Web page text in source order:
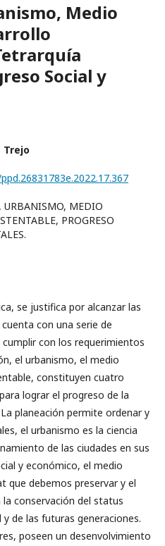
Medio
Social y
Trejo
URBANISMO, MEDIO
PROGRESO
se justifica por alcanzar las
con una serie de
con los requerimientos
el urbanismo, el medio
constituyen cuatro
lograr el progreso de la
planeación permite ordenar y
el urbanismo es la ciencia
de las ciudades en sus
y económico, el medio
que debemos preservar y el
conservación del status
de las futuras generaciones.
poseen un desenvolvimiento